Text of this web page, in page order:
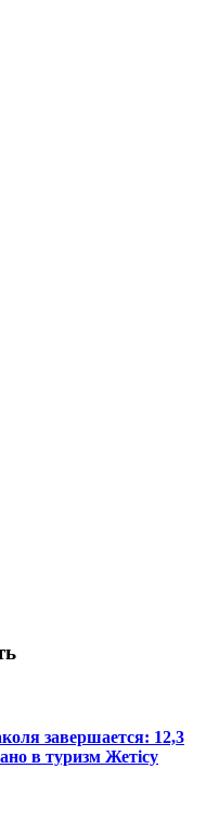
завершается: 12,3
в туризм Жетісу